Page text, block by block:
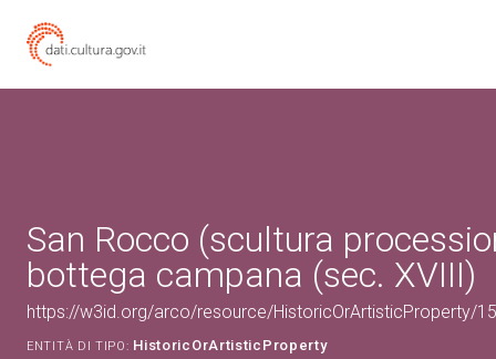
San Rocco (scultura
bottega campana (sec. XVIII)
https://w3id.org/arco/resource/HistoricOrArtisticProperty/
ENTITÀ DI TIPO: HistoricOrArtisticProperty